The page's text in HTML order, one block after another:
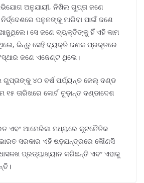
ଅନୁଯାୟୀ, ନିଖିଲ ଗୁପ୍ତା ଜଣେ
ପନୁନଙ୍କୁ ମାରିବା ପାଇଁ ଜଣେ
ସେ ଜଣେ ବ୍ୟକ୍ତିଙ୍କୁ ହିଁ ଏହି କାମ
କିନ୍ତୁ ସେହି ବ୍ୟକ୍ତି ଜଣକ ପ୍ରକୃତରେ
ଜଣେ ଏଜେଣ୍ଟ ଥିଲେ।
ଗୁପ୍ତାଙ୍କୁ ୪୦ ବର୍ଷ ପର୍ଯ୍ୟନ୍ତ ଜେଲ୍ ଦଣ୍ଡ
୧୫ ତାରିଖରେ କୋର୍ଟ ଚୂଡ଼ାନ୍ତ ଦଣ୍ଡାଦେଶ
ଏବଂ ଆମେରିକା ମଧ୍ୟରେ କୂଟନୈତିକ
ଭାରତ ସରକାର ଏହି ଷଡ଼ଯନ୍ତ୍ରରେ କୌଣସି
ପ୍ରତ୍ୟାଖ୍ୟାନ କରିଛନ୍ତି ଏବଂ ଏହାକୁ